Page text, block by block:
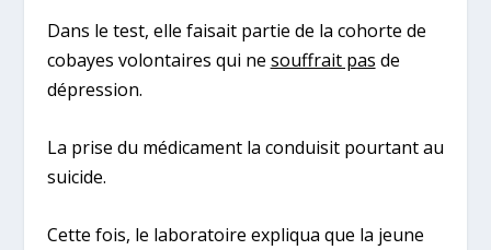
Dans le test, elle faisait partie de la cohorte de
cobayes volontaires qui ne souffrait pas de
dépression.
La prise du médicament la conduisit pourtant au
suicide.
Cette fois, le laboratoire expliqua que la jeune